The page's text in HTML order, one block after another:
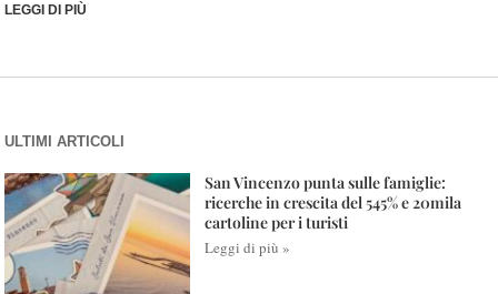
LEGGI DI PIÙ
ULTIMI ARTICOLI
San Vincenzo punta sulle famiglie:
ricerche in crescita del 545% e 20mila
cartoline per i turisti
Leggi di più »